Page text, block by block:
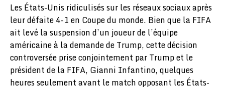
Les États-Unis ridiculisés sur les réseaux sociaux après
leur défaite 4-1 en Coupe du monde. Bien que la FIFA
ait levé la suspension d’un joueur de l’équipe
américaine à la demande de Trump, cette décision
controversée prise conjointement par Trump et le
président de la FIFA, Gianni Infantino, quelques
heures seulement avant le match opposant les États-